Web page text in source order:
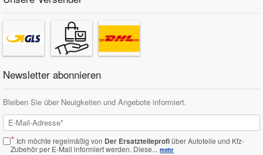
Newsletter abonnieren
Bleiben Sie über Neuigkeiten und Angebote informiert.
* Ich möchte regelmäßig von Der Ersatzteileprofiüber Autoteile und Kfz-
Zubehör per E-Mail informiert werden. Diese... mehr